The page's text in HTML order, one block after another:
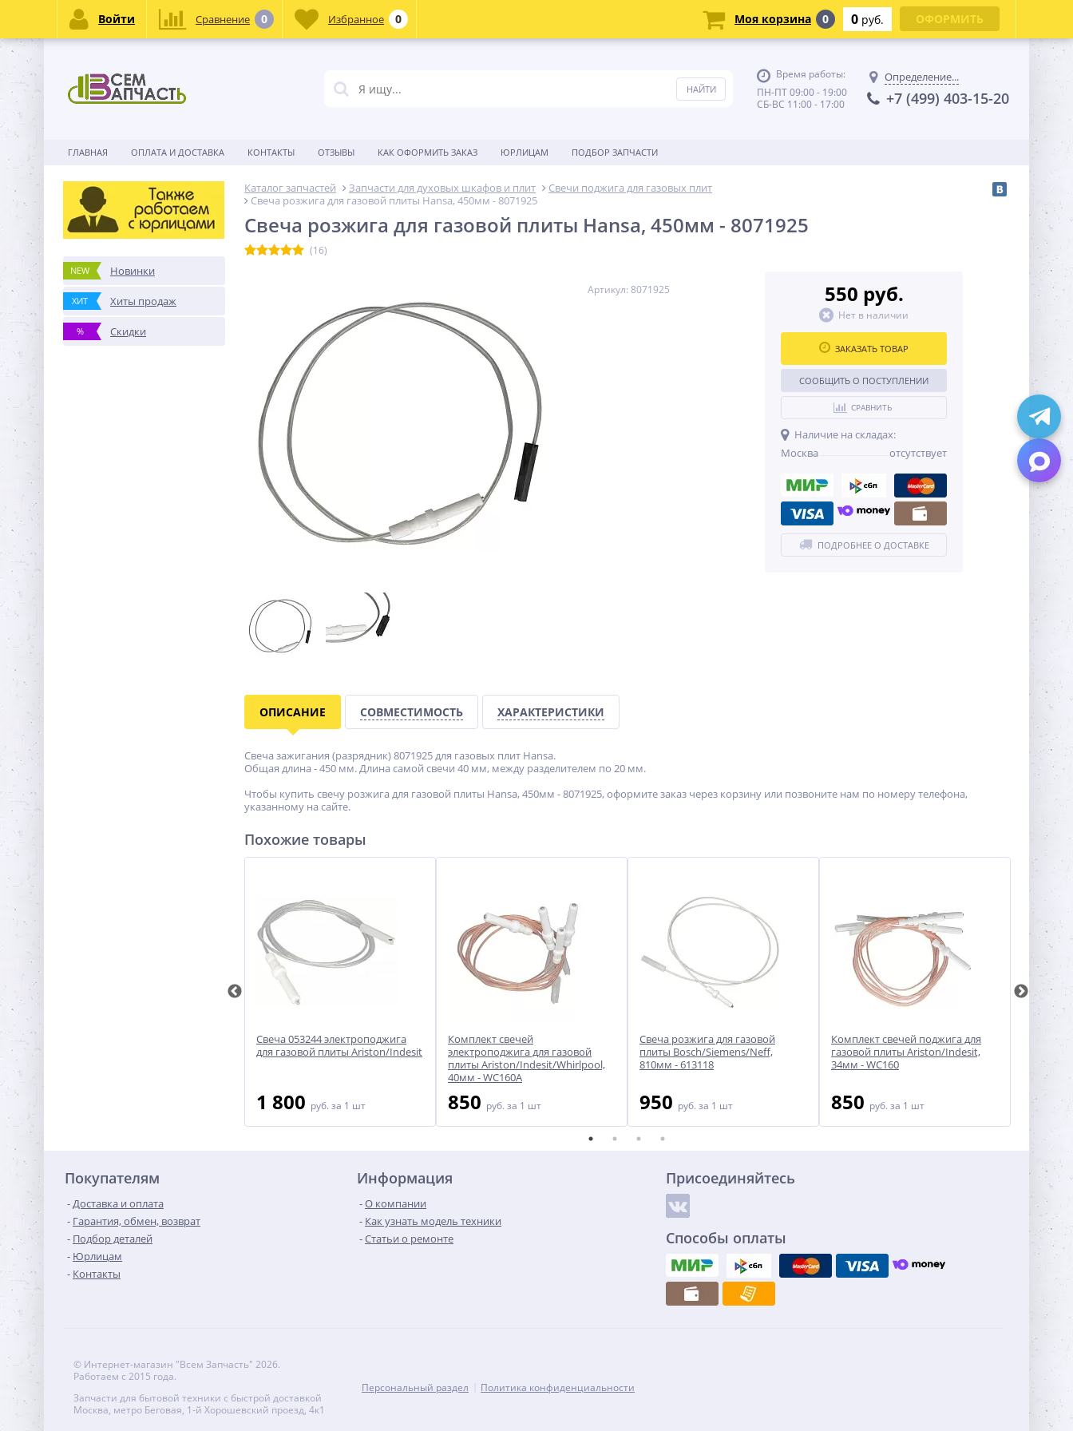
Время работы:
ПН-ПТ 09:00 - 19:00
СБ-ВС 11:00 - 17:00
Определение...
+7 (499) 403-15-20
ГЛАВНАЯ ОПЛАТА И ДОСТАВКА КОНТАКТЫ ОТЗЫВЫ КАК ОФОРМИТЬ ЗАКАЗ ЮРЛИЦАМ ПОДБОР ЗАПЧАСТИ
NEW Новинки
ХИТ Хиты продаж
% Скидки
Каталог запчастей Запчасти для духовых шкафов и плит
Свечи поджига для газовых плит
Свеча розжига для газовой плиты Hansa, 450мм - 8071925
Свеча розжига для газовой плиты Hansa, 450мм - 8071925
(16)
Артикул: 8071925 550 руб.
Нет в наличии
ЗАКАЗАТЬ ТОВАР
СООБЩИТЬ О ПОСТУПЛЕНИИ
СРАВНИТЬ
Наличие на складах:
Москва
отсутствует
ПОДРОБНЕЕ О ДОСТАВКЕ
ОПИСАНИЕ СОВМЕСТИМОСТЬ ХАРАКТЕРИСТИКИ
Свеча зажигания (разрядник) 8071925 для газовых плит Hansa.
Общая длина - 450 мм. Длина самой свечи 40 мм, между разделителем по 20 мм.
Чтобы купить свечу розжига для газовой плиты Hansa, 450мм - 8071925, оформите заказ через корзину или позвоните нам по номеру телефона,
указанному на сайте.
Похожие товары
Свеча 053244 электроподжига
для газовой плиты Ariston/Indesit
1 800 руб. за 1 шт
Комплект свечей
электроподжига для газовой
плиты Ariston/Indesit/Whirlpool,
40мм - WC160A
850 руб. за 1 шт
Свеча розжига для газовой
плиты Bosch/Siemens/Neff,
810мм - 613118
950 руб. за 1 шт
Комплект свечей поджига для
газовой плиты Ariston/Indesit,
34мм - WC160
850 руб. за 1 шт
Свеча
2
Покупателям
Доставка и оплата
Гарантия, обмен, возврат
Подбор деталей
Юрлицам
Контакты
Информация
О компании
Как узнать модель техники
Статьи о ремонте
Присоединяйтесь
Способы оплаты
© Интернет-магазин "Всем Запчасть" 2026.
Работаем с 2015 года.
Запчасти для бытовой техники с быстрой доставкой
Москва, метро Беговая, 1-й Хорошевский проезд, 4к1
Персональный раздел Политика конфиденциальности
Войти Сравнение 0 Избранное 0 Моя корзина 0 0 руб. ОФОРМИТЬ